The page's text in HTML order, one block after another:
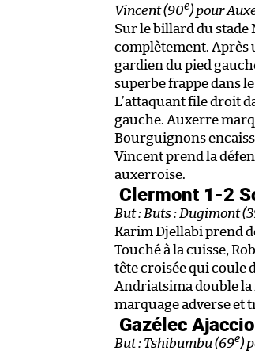
Vincent (90e) pour
Sur le billard du
complètement. Après
gardien du pied
superbe frappe dans
L’attaquant file droit
gauche. Auxerre
Bourguignons
Vincent prend la
auxerroise.
Clermont 1-2
But : Buts : Dugimont
Karim Djellabi prend
Touché à la cuisse,
tête croisée qui coule
Andriatsima double la
marquage adverse et
Gazélec
But : Tshibumbu (69e)